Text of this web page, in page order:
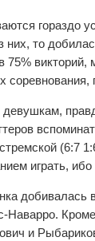
гораздо
них, то
викторий,
соревнования,
девушкам,
(6:7
играть,
добивалась
Кроме
и